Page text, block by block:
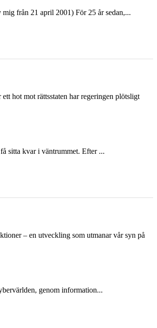
från 21 april 2001) För 25 år sedan,...
hot mot rättsstaten har regeringen plötsligt
sitta kvar i väntrummet. Efter ...
– en utveckling som utmanar vår syn på
genom information...